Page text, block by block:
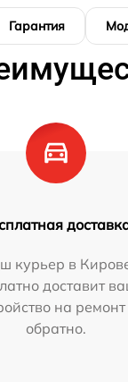
Гарантия
курьер в
доставит
на ремонт
обратно.